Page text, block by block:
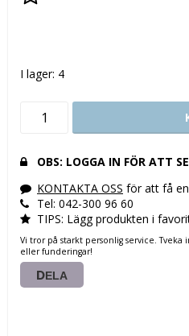
I lager: 4
OBS: LOGGA IN FÖR ATT
KONTAKTA OSS för att få
Tel: 042-300 96 60
TIPS: Lägg produkten i
Vi tror på starkt personlig service.
eller funderingar!
DELA